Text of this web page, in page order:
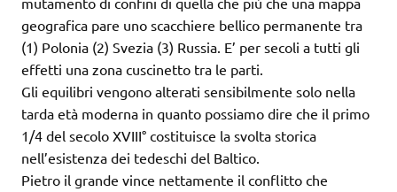
geografica pare uno scacchiere bellico permanente tra
(1) Polonia (2) Svezia (3) Russia. E’ per secoli a tutti gli
effetti una zona cuscinetto tra le parti.
Gli equilibri vengono alterati sensibilmente solo nella
tarda età moderna in quanto possiamo dire che il primo
1/4 del secolo XVIII° costituisce la svolta storica
nell’esistenza dei tedeschi del Baltico.
Pietro il grande vince nettamente il conflitto che